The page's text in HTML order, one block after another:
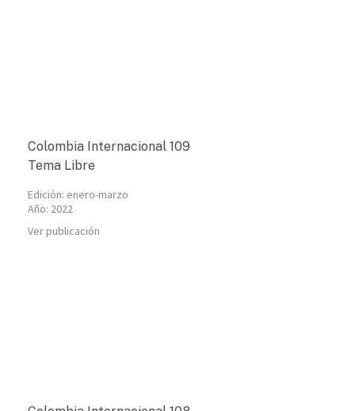
Colombia Internacional 109
Tema Libre
Edición: enero-marzo
Año: 2022
Ver publicación